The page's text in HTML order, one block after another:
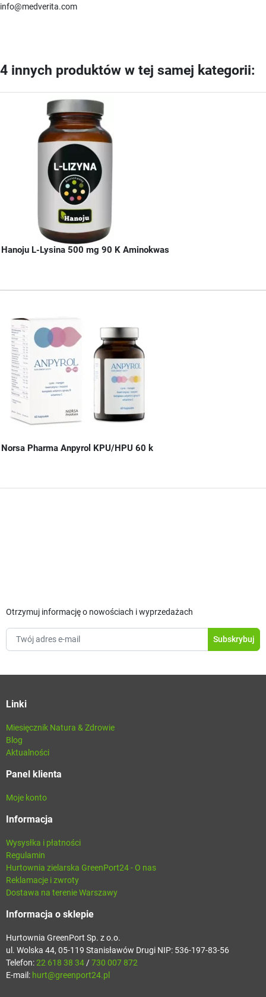
info@medverita.com
4 innych produktów w tej samej kategorii:
Hanoju L-Lysina 500 mg 90 K Aminokwas
Norsa Pharma Anpyrol KPU/HPU 60 k
Otrzymuj informację o nowościach i wyprzedażach
Linki
Miesięcznik Natura & Zdrowie
Blog
Aktualności
Panel klienta
Moje konto
Informacja
Wysysłka i płatności
Regulamin
Hurtownia zielarska GreenPort24 - O nas
Reklamacje i zwroty
Dostawa na terenie Warszawy
Informacja o sklepie
Hurtownia GreenPort Sp. z o.o.
ul. Wolska 44, 05-119 Stanisławów Drugi NIP: 536-197-83-56
Telefon:22 618 38 34 /730 007 872
E-mail: hurt@greenport24.pl